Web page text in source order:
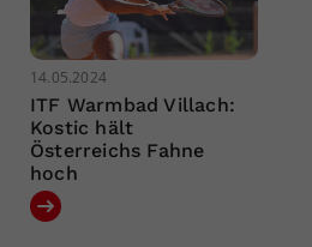
14.05.2024
ITF Warmbad Villach:
Kostic hält
Österreichs Fahne
hoch